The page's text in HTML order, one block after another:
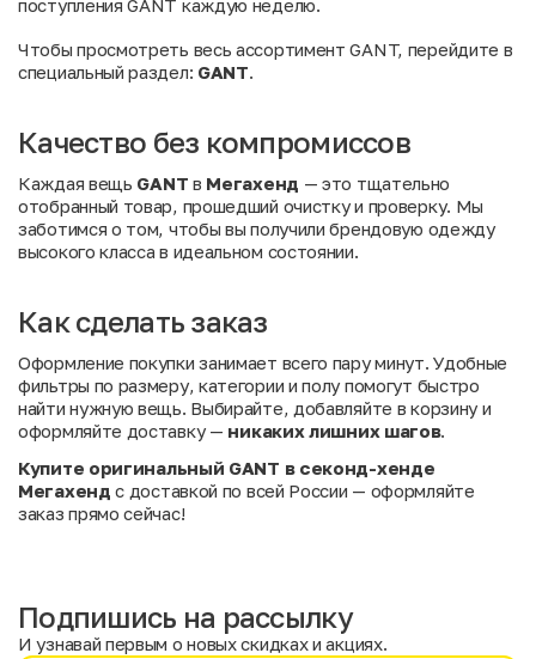
Чтобы просмотреть весь ассортимент GANT, перейдите в
специальный раздел: GANT
Качество без компромиссов
Каждая вещь GANT в Мегахенд — это тщательно
отобранный товар, прошедший очистку и проверку. Мы
заботимся о том, чтобы вы получили брендовую одежду
высокого класса в идеальном состоянии.
Как сделать заказ
Оформление покупки занимает всего пару минут. Удобные
фильтры по размеру, категории и полу помогут быстро
найти нужную вещь. Выбирайте, добавляйте в корзину и
оформляйте доставку — никаких лишних шагов.
Купите оригинальный GANT в секонд-хенде
Мегахенд с доставкой по всей России — оформляйте
заказ прямо сейчас!
Подпишись на рассылку
И узнавай первым о новых скидках и акциях.